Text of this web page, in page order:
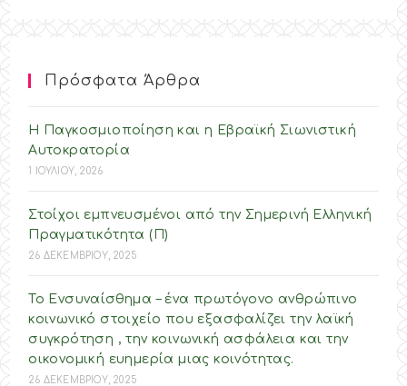
Πρόσφατα Άρθρα
Η Παγκοσμιοποίηση και η Εβραϊκή Σιωνιστική
Αυτοκρατορία
1 ΙΟΥΛΙΟΥ, 2026
Στοίχοι εμπνευσμένοι από την Σημερινή Ελληνική
Πραγματικότητα (Π)
26 ΔΕΚΕΜΒΡΙΟΥ, 2025
Το Ενσυναίσθημα – ένα πρωτόγονο ανθρώπινο
κοινωνικό στοιχείο που εξασφαλίζει την λαϊκή
συγκρότηση , την κοινωνική ασφάλεια και την
οικονομική ευημερία μιας κοινότητας.
26 ΔΕΚΕΜΒΡΙΟΥ, 2025